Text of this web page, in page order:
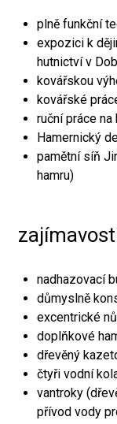
plně funkční
expozici k
hutnictví v
kovářskou
kovářské
ruční práce na
Hamernický
pamětní síň
hamru)
nadhazovací
důmyslně
excentrické
doplňkové
dřevěný
čtyři vodní
vantroky
přívod vody